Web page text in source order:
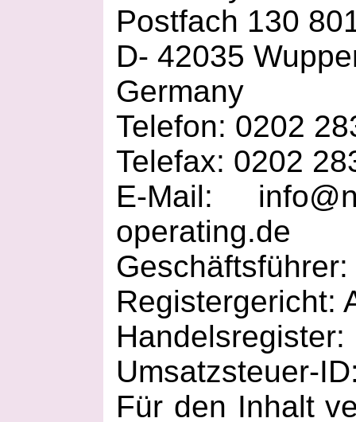
Postfach 130
D- 42035
Germany
Telefon: 0202
Telefax: 0202
E-Mail:
operating.de
Registergericht:
Handelsregister:
Umsatzsteuer-
Für den Inhalt